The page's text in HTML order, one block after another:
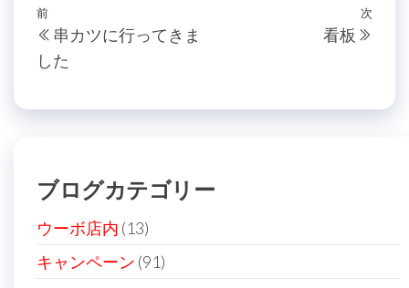
投
稿
ナ
ビ
シ
ョ
ン
過
去
の
前
串カツに行ってきま
した
次
次
看板
ブログカテゴリー
ウーボ店内 (13)
キャンペーン (91)